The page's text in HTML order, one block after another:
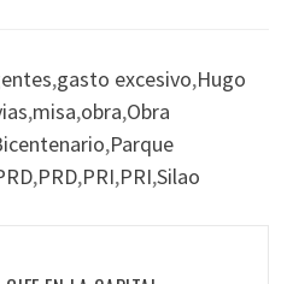
,gasto excesivo,Hugo
,misa,obra,Obra
,Parque
,PRD,PRI,PRI,Silao